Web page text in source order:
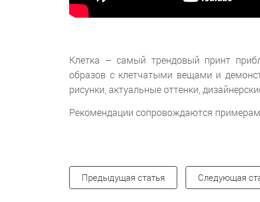
Клетка – самый трендовый принт
образов с клетчатыми вещами и
рисунки, актуальные оттенки,
Рекомендации сопровождаются
Предыдущая статья Следующая